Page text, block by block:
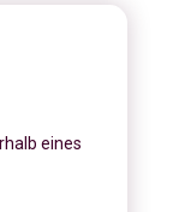
eines